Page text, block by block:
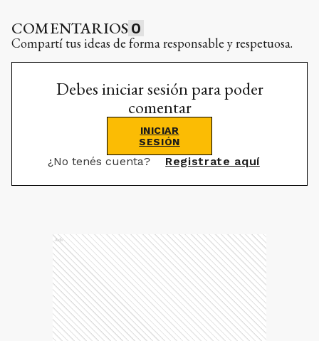
COMENTARIOS 0
Compartí tus ideas de forma responsable y respetuosa.
Debes iniciar sesión para poder
comentar
INICIAR
SESIÓN
¿No tenés cuenta? Registrate aquí
Ads